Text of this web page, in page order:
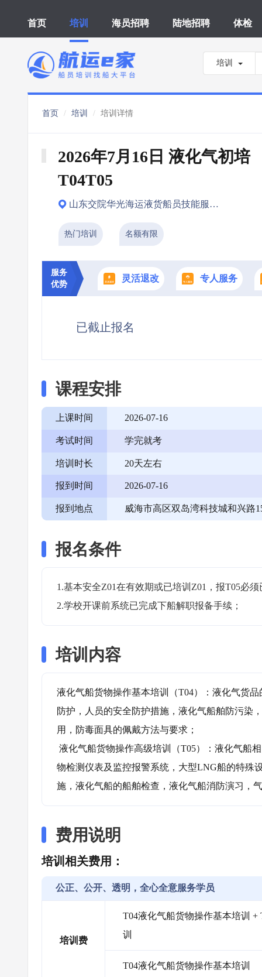
首页 培训 海员招聘 陆地招聘 体检
培训
首页 培训 培训详情
2026年7月16日 液化气初培
T04T05
山东交院华光海运液货船员技能服务有限公司（威海市）
热门培训 名额有限
服务
优势
灵活退改 专人服务
已截止报名
课程安排
上课时间 2026-07-16
考试时间 学完就考
培训时长 20天左右
报到时间 2026-07-16
报到地点 威海市高区双岛湾科技城和兴路
报名条件
1.基本安全Z01在有效期或已培训Z01，报T05必
2.学校开课前系统已完成下船解职报备手续；
培训内容
液化气船货物操作基本培训（T04）：液化气货
防护，人员的安全防护措施，液化气船舶防污染
用，防毒面具的佩戴方法与要求；
物检测仪表及监控报警系统，大型LNG船的特殊
施，液化气船的船舶检查，液化气船消防演习，
费用说明
培训相关费用：
公正、公开、透明，全心全意服务学员
培训费
T04液化气船货物操作基本培训
训
T04液化气船货物操作基本培训